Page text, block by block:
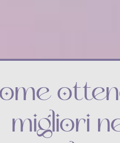
migliori